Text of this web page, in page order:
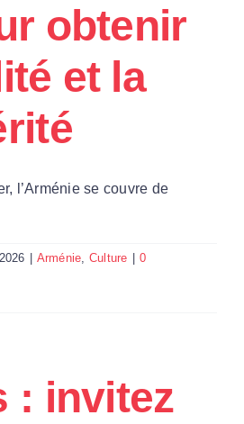
obtenir
et la
l’Arménie se couvre de
Arménie, Culture
0
: invitez